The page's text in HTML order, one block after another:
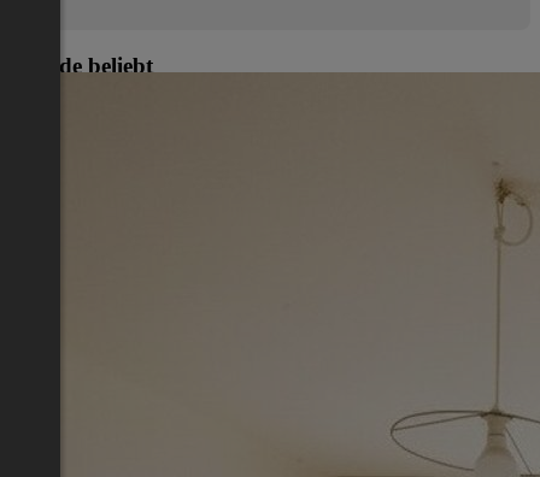
Gerade beliebt